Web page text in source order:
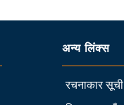
अन्य लिंक्स
रचनाकार सूची